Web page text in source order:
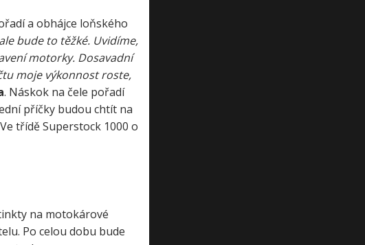
a obhájce loňského
bude to těžké. Uvidíme,
motorky. Dosavadní
moje výkonnost roste,
. Náskok na čele pořadí
příčky budou chtít na
třídě Superstock 1000 o
na motokárové
Po celou dobu bude